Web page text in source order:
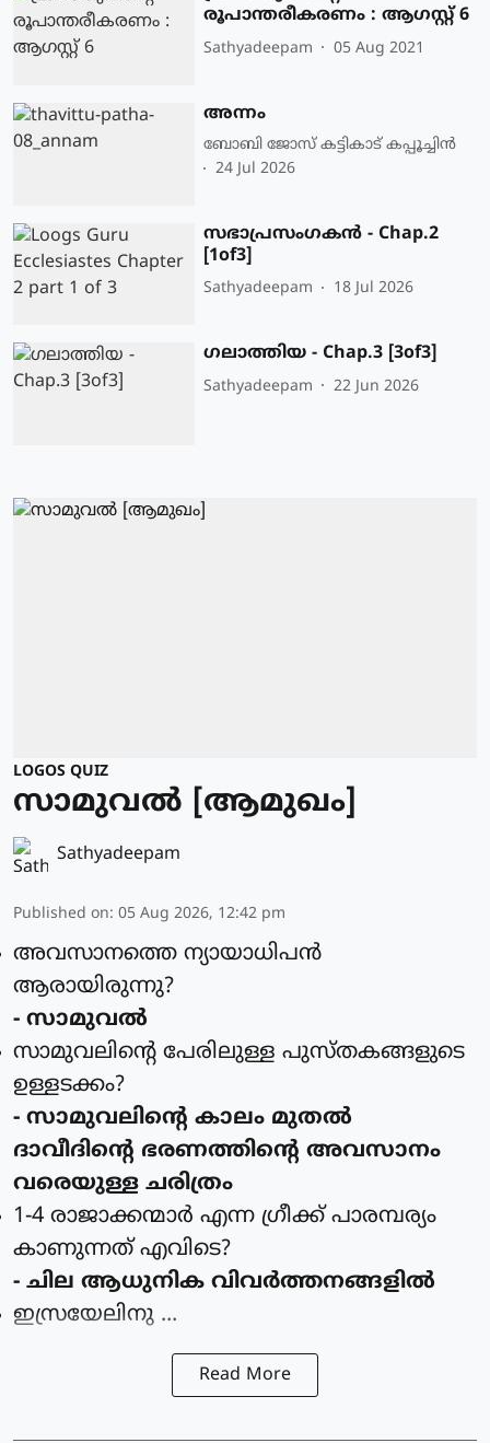
രൂപാന്തരീകരണം : ആഗസ്റ്റ് 6
Sathyadeepam 05 Aug 2021
അന്നം
ബോബി ജോസ് കട്ടികാട് കപ്പൂച്ചിൻ
24 Jul 2026
സഭാപ്രസംഗകൻ - Chap.2
[1of3]
Sathyadeepam 18 Jul 2026
ഗലാത്തിയ - Chap.3 [3of3]
Sathyadeepam 22 Jun 2026
LOGOS QUIZ
സാമുവൽ [ആമുഖം]
Sathyadeepam
Published on: 05 Aug 2026, 12:42 pm
അവസാനത്തെ ന്യായാധിപന്‍
ആരായിരുന്നു?
- സാമുവല്‍
സാമുവലിന്റെ പേരിലുള്ള പുസ്തകങ്ങളുടെ
ഉള്ളടക്കം?
- സാമുവലിന്റെ കാലം മുതല്‍
ദാവീദിന്റെ ഭരണത്തിന്റെ അവസാനം
വരെയുള്ള ചരിത്രം
1-4 രാജാക്കന്മാര്‍ എന്ന ഗ്രീക്ക് പാരമ്പര്യം
കാണുന്നത്‌ എവിടെ?
- ചില ആധുനിക വിവര്‍ത്തനങ്ങളില്‍
ഇസ്രയേലിനു ...
Read More